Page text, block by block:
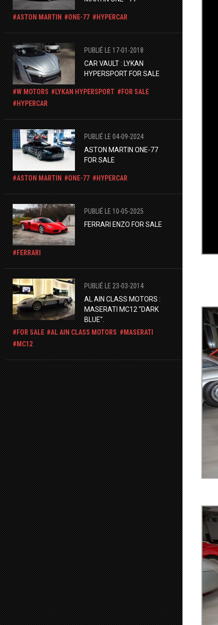
ASTON MARTIN ONE-77 HYPERCAR
PUBLIÉ LE 17-01-2018
CAR VAULT : LYKAN
HYPERSPORT FOR SALE
W MOTORS LYKAN HYPERSPORT
FOR SALE
HYPERCAR
PUBLIÉ LE 04-09-2024
ASTON MARTIN ONE-77
FOR SALE
ASTON MARTIN ONE-77 HYPERCAR
PUBLIÉ LE 10-05-2025
FERRARI ENZO FOR SALE
FERRARI
PUBLIÉ LE 23-03-2014
AL AIN CLASS MOTORS :
MASERATI MC12 "DARK
BLUE".
FOR SALE
AL AIN CLASS MOTORS
MASERATI
MC12